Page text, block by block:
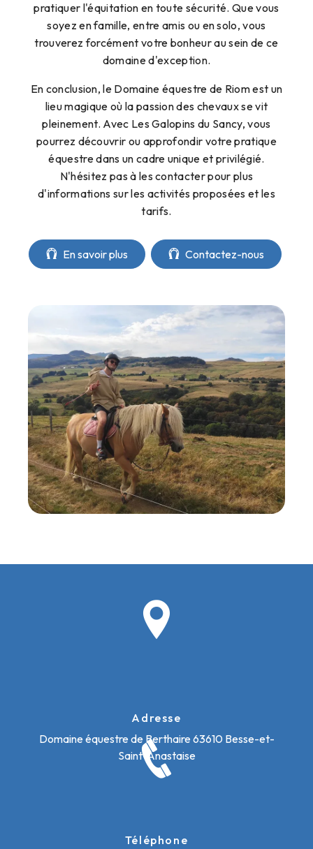
pratiquer l'équitation en toute sécurité. Que vous
soyez en famille, entre amis ou en solo, vous
trouverez forcément votre bonheur au sein de ce
domaine d'exception.
En conclusion, le Domaine équestre de Riom est un
lieu magique où la passion des chevaux se vit
pleinement. Avec Les Galopins du Sancy, vous
pourrez découvrir ou approfondir votre pratique
équestre dans un cadre unique et privilégié.
N'hésitez pas à les contacter pour plus
d'informations sur les activités proposées et les
tarifs.
En savoir plus Contactez-nous
Adresse
Domaine équestre de Berthaire 63610 Besse-et-
Saint-Anastaise
Téléphone